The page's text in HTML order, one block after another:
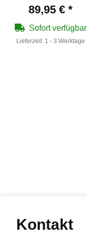
4,5 mm (P18) BB
89,95 € *
Sofort verfügbar
Lieferzeit: 1 - 3 Werktage
Kontakt